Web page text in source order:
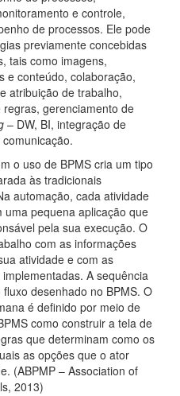
e controle,
de processos. Ele pode
previamente concebidas
tais como imagens,
e conteúdo, colaboração,
atribuição de trabalho,
gerenciamento de
– DW, BI, integração de
o uso de BPMS cria um tipo
às tradicionais
automação, cada atividade
pequena aplicação que
pela sua execução. O
com as informações
atividade e com as
A sequência
desenhado no BPMS. O
é definido por meio de
como construir a tela de
que determinam como os
as opções que o ator
(ABPMP – Association of
2013)